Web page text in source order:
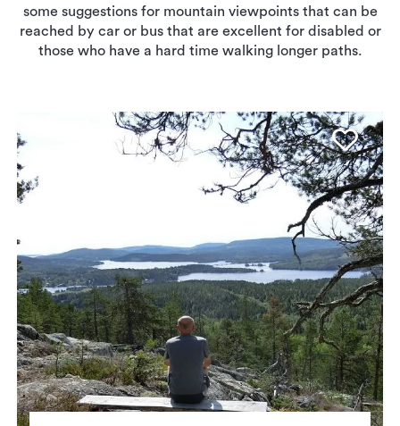
some suggestions for mountain viewpoints that can be
reached by car or bus that are excellent for disabled or
those who have a hard time walking longer paths.